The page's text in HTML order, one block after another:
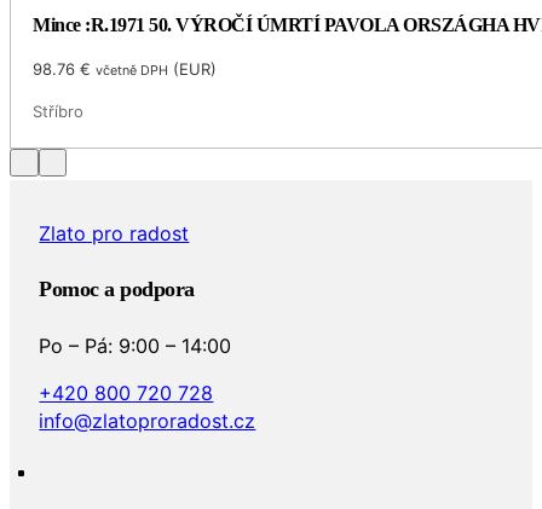
Mince :R.1971 50. VÝROČÍ ÚMRTÍ PAVOLA ORSZÁGHA
98.76€ včetně DPH (EUR)
Stříbro
Zlato pro radost
Pomoc a podpora
Po – Pá: 9:00 – 14:00
+420 800 720 728
info@zlatoproradost.cz